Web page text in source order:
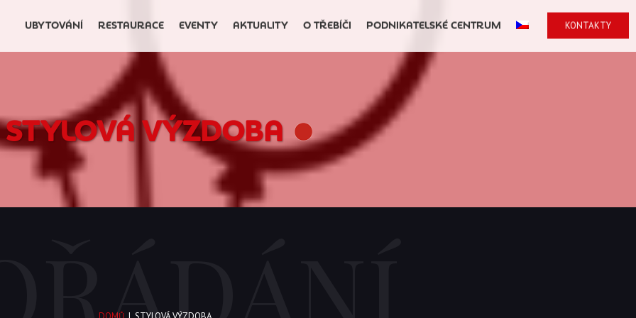
UBYTOVÁNÍ RESTAURACE EVENTY AKTUALITY O TŘEBÍČI PODNIKATELSKÉ CENTRUM KONTAKTY
STYLOVÁ VÝZDOBA